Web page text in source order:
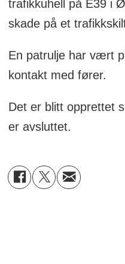
trafikkuhell på E39 i
skade på et
En patrulje har vært
kontakt med fører.
Det er blitt opprettet
er avsluttet.